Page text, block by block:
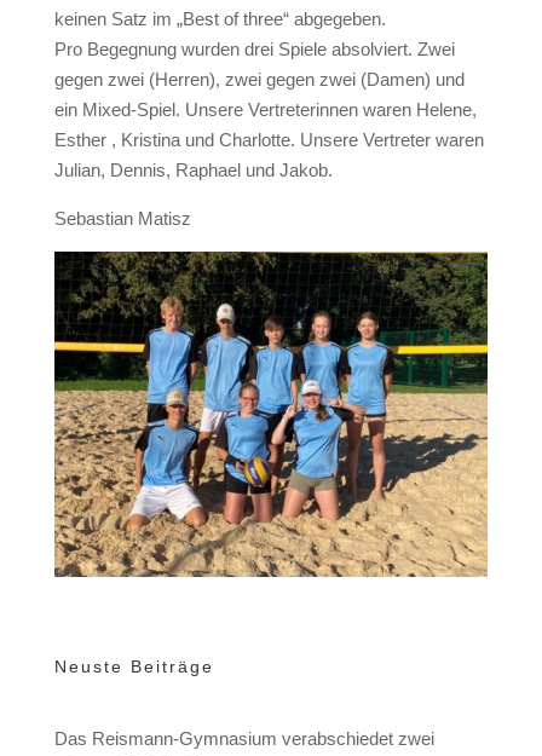
keinen Satz im „Best of three“ abgegeben.
Pro Begegnung wurden drei Spiele absolviert. Zwei
gegen zwei (Herren), zwei gegen zwei (Damen) und
ein Mixed-Spiel. Unsere Vertreterinnen waren Helene,
Esther , Kristina und Charlotte. Unsere Vertreter waren
Julian, Dennis, Raphael und Jakob.
Sebastian Matisz
Neuste Beiträge
Das Reismann-Gymnasium verabschiedet zwei